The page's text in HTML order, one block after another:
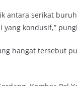
antara serikat
kondusif,”
hangat tersebut